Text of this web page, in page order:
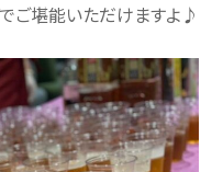
ご堪能いただけますよ♪